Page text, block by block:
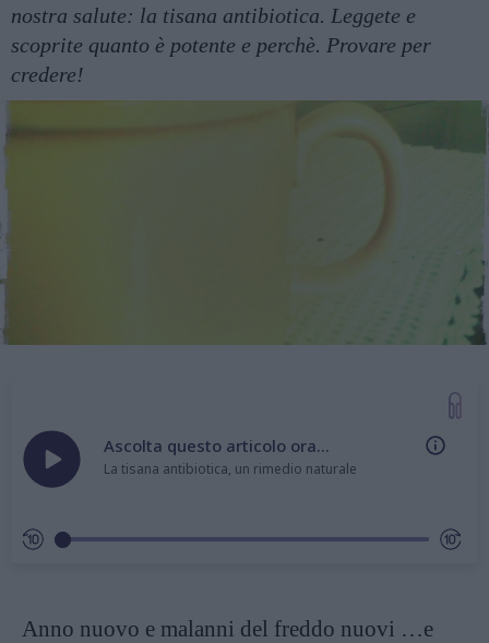
nostra salute: la tisana antibiotica. Leggete e
scoprite quanto è potente e perchè. Provare per
credere!
Ascolta questo articolo ora...
La tisana antibiotica, un rimedio naturale
Anno nuovo e malanni del freddo nuovi …e